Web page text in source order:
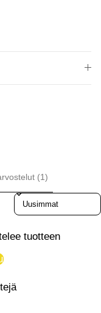
(1)
Sort reviews by
tuotteen